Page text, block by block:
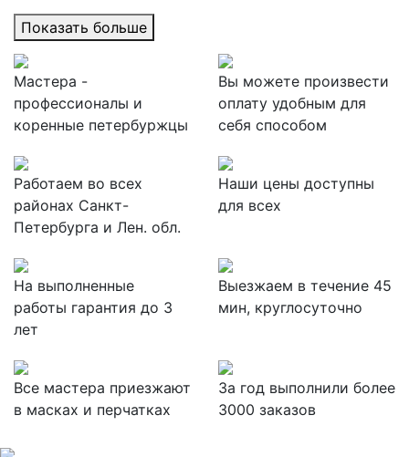
Показать больше
Мастера -
профессионалы и
коренные петербуржцы
Вы можете произвести
оплату удобным для
себя способом
Работаем во всех
районах Санкт-
Петербурга и Лен. обл.
Наши цены доступны
для всех
На выполненные
работы гарантия до 3
лет
Выезжаем в течение 45
мин, круглосуточно
Все мастера приезжают
в масках и перчатках
За год выполнили более
3000 заказов